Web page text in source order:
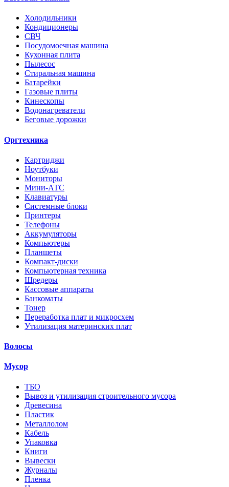
Холодильники
Кондиционеры
СВЧ
Посудомоечная машина
Кухонная плита
Пылесос
Стиральная машина
Батарейки
Газовые плиты
Кинескопы
Водонагреватели
Беговые дорожки
Оргтехника
Картриджи
Ноутбуки
Мониторы
Мини-АТС
Клавиатуры
Системные блоки
Принтеры
Телефоны
Аккумуляторы
Компьютеры
Планшеты
Компакт-диски
Компьютерная техника
Шредеры
Кассовые аппараты
Банкоматы
Тонер
Переработка плат и микросхем
Утилизация материнских плат
Волосы
Мусор
ТБО
Вывоз и утилизация строительного мусора
Древесина
Пластик
Металлолом
Кабель
Упаковка
Книги
Вывески
Журналы
Пленка